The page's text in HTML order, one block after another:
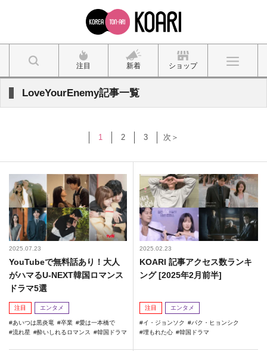
注目 新着 ショップ
LoveYourEnemy記事一覧
1 2 3 次＞
2025.07.23
YouTubeで無料話あり！大人
がハマるU-NEXT韓国ロマンス
ドラマ5選
注目 エンタメ
あいつは黒炎竜 卒業
愛は一本橋で
流れ星
酔いしれるロマンス 韓国ドラマ
2025.02.23
KOARI 記事アクセス数ランキ
ング [2025年2月前半]
注目 エンタメ
イ・ジョンソク
パク・ヒョンシク
埋もれた心
韓国ドラマ